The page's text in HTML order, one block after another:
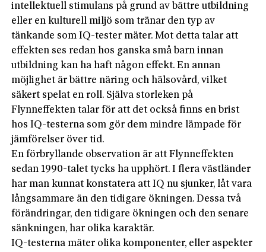
intellektuell stimulans på grund av bättre utbildning
eller en kulturell miljö som tränar den typ av
tänkande som IQ-tester mäter. Mot detta talar att
effekten ses redan hos ganska små barn innan
utbildning kan ha haft någon effekt. En annan
möjlighet är bättre näring och hälsovård, vilket
säkert spelat en roll. Själva storleken på
Flynneffekten talar för att det också finns en brist
hos IQ-testerna som gör dem mindre lämpade för
jämförelser över tid.
En förbryllande observation är att Flynneffekten
sedan 1990-talet tycks ha upphört. I flera västländer
har man kunnat konstatera att IQ nu sjunker, låt vara
långsammare än den tidigare ökningen. Dessa två
förändringar, den tidigare ökningen och den senare
sänkningen, har olika karaktär.
IQ-testerna mäter olika komponenter, eller aspekter